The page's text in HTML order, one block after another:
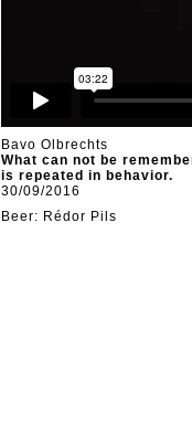
Bavo Olbrechts
What can not be
is repeated in behavior.
30/09/2016
Beer: Rédor Pils